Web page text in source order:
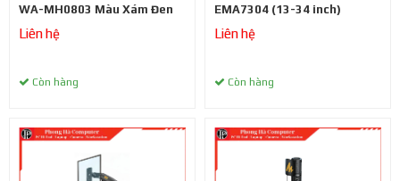
WA-MH0803 Màu Xám Đen
Liên hệ
Còn hàng
EMA7304 (13-34 inch)
Liên hệ
Còn hàng